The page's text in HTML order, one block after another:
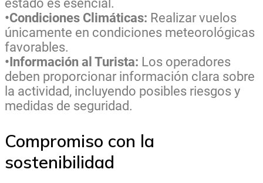
estado es esencial.
•Condiciones Climáticas: Realizar vuelos
únicamente en condiciones meteorológicas
favorables.
•Información al Turista: Los operadores
deben proporcionar información clara sobre
la actividad, incluyendo posibles riesgos y
medidas de seguridad.
Compromiso con la
sostenibilidad